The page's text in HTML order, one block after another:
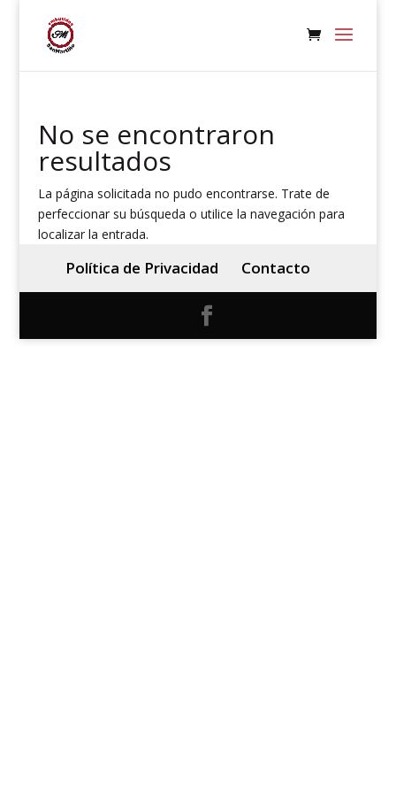
No se encontraron
resultados
La página solicitada no pudo encontrarse. Trate de
perfeccionar su búsqueda o utilice la navegación para
localizar la entrada.
Política de Privacidad Contacto